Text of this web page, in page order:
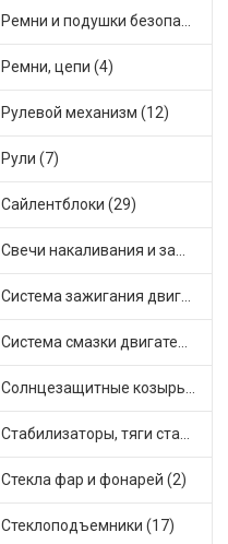
Ремни и подушки безопасности (9)
Ремни, цепи (4)
Рулевой механизм (12)
Рули (7)
Сайлентблоки (29)
Свечи накаливания и зажигания (30)
Система зажигания двигателя (2)
Система смазки двигателя (16)
Солнцезащитные козырьки для салона автомобиля (2)
Стабилизаторы, тяги стабилизатора, стойки стабилиз (3)
Стекла фар и фонарей (2)
Стеклоподъемники (17)